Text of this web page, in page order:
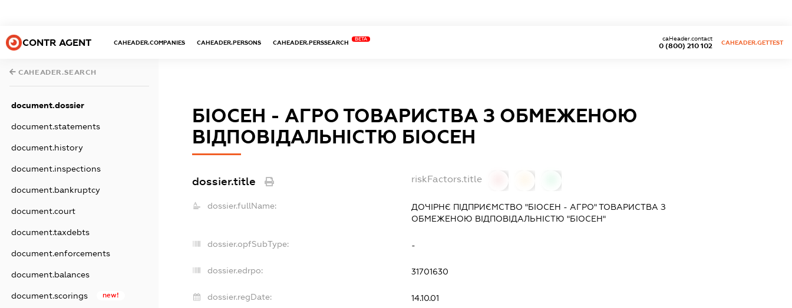
CONTR AGENT CAHEADER.COMPANIES CAHEADER.PERSONS CAHEADER.PERSSEARCH
BETA
0 (800) 210 102
caHeader.contact
CAHEADER.GETTEST
CAHEADER.SEARCH
document.dossier
document.statements
document.history
document.inspections
document.bankruptcy
document.court
document.taxdebts
document.enforcements
document.balances
document.scorings new!
БІОСЕН - АГРО ТОВАРИСТВА З ОБМЕЖЕНОЮ
ВІДПОВІДАЛЬНІСТЮ БІОСЕН
dossier.title riskFactors.title
dossier.fullName:
ДОЧІРНЄ ПІДПРИЄМСТВО "БІОСЕН - АГРО" ТОВАРИСТВА З
ОБМЕЖЕНОЮ ВІДПОВІДАЛЬНІСТЮ "БІОСЕН"
dossier.opfSubType: -
dossier.edrpo: 31701630
dossier.regDate: 14.10.01